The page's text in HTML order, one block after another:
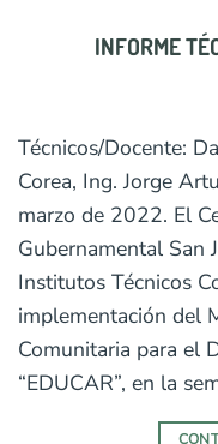
INFORME
Técnicos/Docente:
Corea, Ing. Jorge
marzo de 2022. El
Gubernamental San
Institutos Técnicos
implementación del
Comunitaria para el
“EDUCAR”, en la